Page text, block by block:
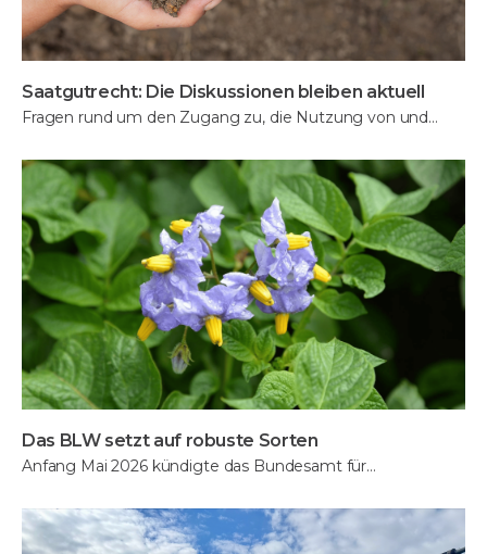
Saatgutrecht: Die Diskussionen bleiben aktuell
Fragen rund um den Zugang zu, die Nutzung von und…
Das BLW setzt auf robuste Sorten
Anfang Mai 2026 kündigte das Bundesamt für…